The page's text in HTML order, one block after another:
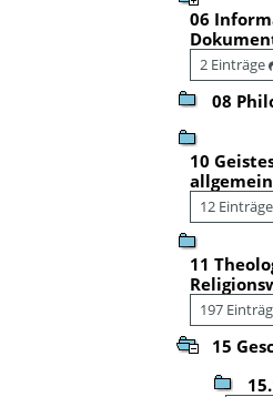
06
2 Einträge
08
10
allgemein
12 Einträge
11
197
15